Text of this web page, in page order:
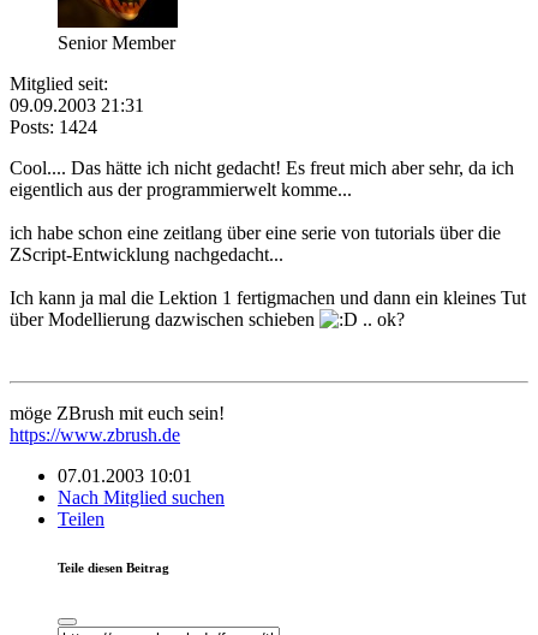
Senior Member
Mitglied seit:
09.09.2003 21:31
Posts: 1424
Cool.... Das hätte ich nicht gedacht! Es freut mich aber sehr, da ich
eigentlich aus der programmierwelt komme...
ich habe schon eine zeitlang über eine serie von tutorials über die
ZScript-Entwicklung nachgedacht...
Ich kann ja mal die Lektion 1 fertigmachen und dann ein kleines Tut
über Modellierung dazwischen schieben
.. ok?
möge ZBrush mit euch sein!
https://www.zbrush.de
07.01.2003 10:01
Nach Mitglied suchen
Teilen
Teile diesen Beitrag